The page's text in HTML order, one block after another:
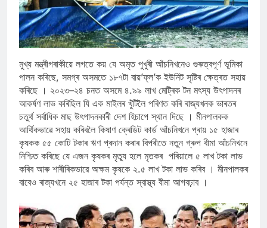
মুখ্য মন্ত্ৰীগৰাকীয়ে লগতে কয় যে অমৃত পুখুৰী আঁচনিখনেও গুৰুত্বপূৰ্ণ ভূমিকা
পালন কৰিছে, সমগ্ৰ অসমতে ১৮৭টা বায়’ফ্ল’ক ইউনিট সৃষ্টিৰ ক্ষেত্ৰত সহায়
কৰিছে । ২০২৩–২৪ চনত অসমে ৪.৯৯ লাখ মেট্ৰিক টন মৎস্য উৎপাদনৰ
আকৰ্ষণ লাভ কৰিছিল যি এক মাইলৰ খুঁটিলৈ পৰিণত কৰি ৰাজ্যখনক ভাৰতৰ
চতুৰ্থ সৰ্বাধিক মাছ উৎপাদনকাৰী দেশ হিচাপে স্থান দিছে । মীনপালকক
আৰ্থিকভাৱে সহায় কৰিবলৈ কিষাণ ক্ৰেডিট কাৰ্ড আঁচনিখনে প্ৰায় ১৫ হাজাৰ
কৃষকক ৫৫ কোটি টকাৰ ঋণ প্ৰদান কৰাৰ বিপৰীতে নতুন গ্ৰুপ বীমা আঁচনিখনে
নিশ্চিত কৰিছে যে এজন কৃষকৰ মৃত্যু হলে মৃতকৰ পৰিয়ালে ৫ লাখ টকা লাভ
কৰিব আৰু শাৰীৰিকভাৱে অক্ষম কৃষকে ২.৫ লাখ টকা লাভ কৰিব । মীনপালকৰ
বাবেও ৰাজ্যখনে ২৫ হাজাৰ টকা পৰ্যন্ত স্বাস্থ্য বীমা আগবঢ়াব ।